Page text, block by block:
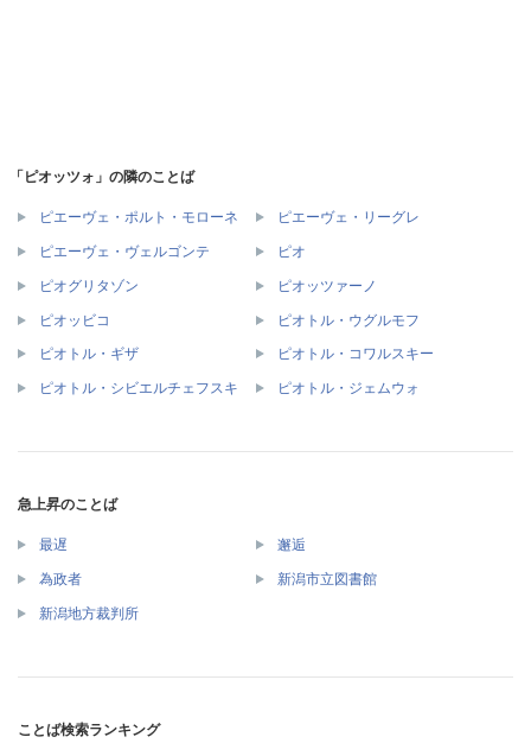
「ピオッツォ」の隣のことば
ピエーヴェ・ポルト・モローネ ピエーヴェ・リーグレ
ピエーヴェ・ヴェルゴンテ ピオ
ピオグリタゾン ピオッツァーノ
ピオッビコ ピオトル・ウグルモフ
ピオトル・ギザ ピオトル・コワルスキー
ピオトル・シビエルチェフスキ ピオトル・ジェムウォ
急上昇のことば
最遅 邂逅
為政者 新潟市立図書館
新潟地方裁判所
ことば検索ランキング